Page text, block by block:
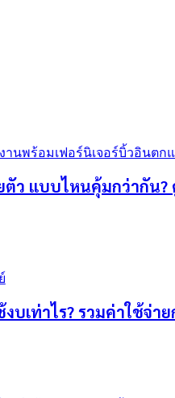
ตัว แบบไหนคุ้มกว่ากัน
บเท่าไร? รวมค่าใช้จ่า